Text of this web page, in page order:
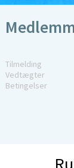
Tilmelding
Vedtægter
Betingelser